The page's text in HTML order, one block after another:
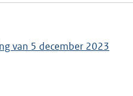
van 5 december 2023